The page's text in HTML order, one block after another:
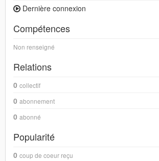
Dernière connexion
Compétences
Non renseigné
Relations
0 collectif
0 abonnement
0 abonné
Popularité
0 coup de coeur reçu